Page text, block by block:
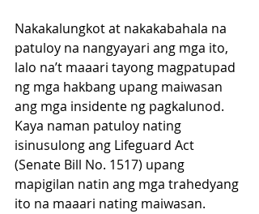
Nakakalungkot at nakakabahala na
patuloy na nangyayari ang mga ito,
lalo na’t maaari tayong magpatupad
ng mga hakbang upang maiwasan
ang mga insidente ng pagkalunod.
Kaya naman patuloy nating
isinusulong ang Lifeguard Act
(Senate Bill No. 1517) upang
mapigilan natin ang mga trahedyang
ito na maaari nating maiwasan.